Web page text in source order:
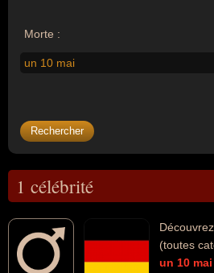
Morte :
un 10 mai
1 célébrité
(toutes
un 10 mai